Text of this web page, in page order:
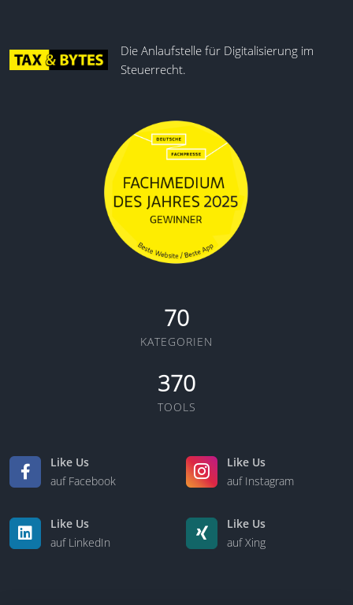
Die Anlaufstelle für Digitalisierung im
Steuerrecht.
70
KATEGORIEN
370
TOOLS
Like Us
auf Facebook
Like Us
auf Instagram
Like Us
auf LinkedIn
Like Us
auf Xing